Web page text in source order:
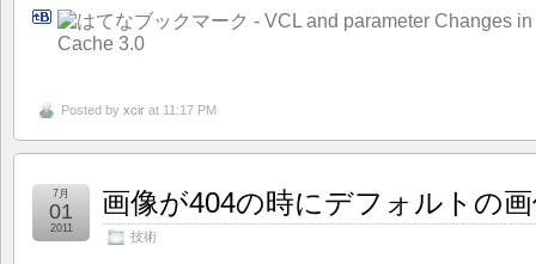
Posted by xcir at 11:17 PM
画像が404の時にデフォルトの
技術
7月
01
2011